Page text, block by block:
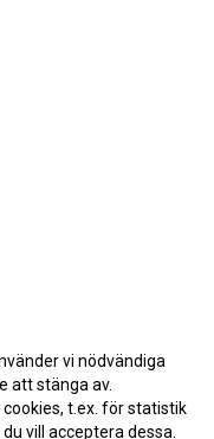
vi nödvändiga
att stänga av.
t.ex. för statistik
vill acceptera dessa.